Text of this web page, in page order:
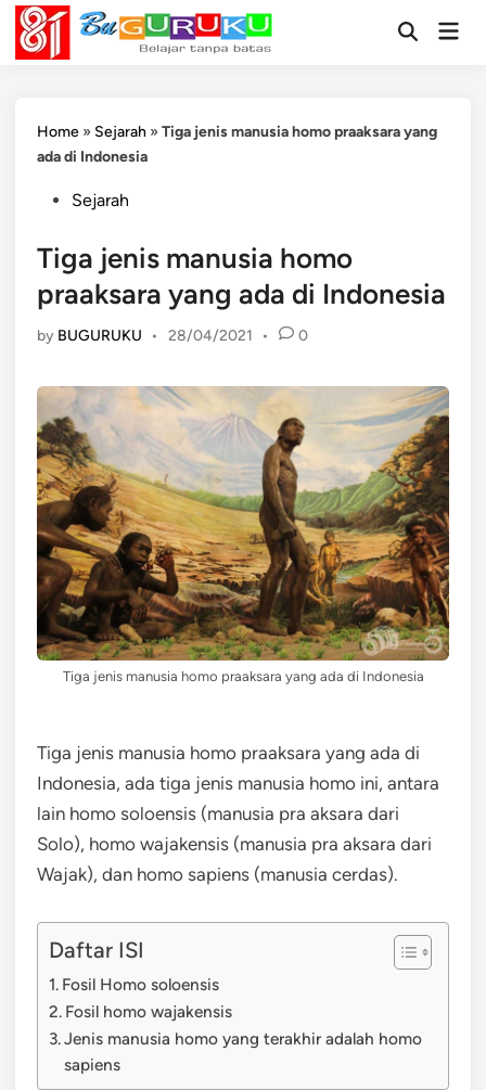
Skip
content
OpenMain
Home » Sejarah »Tiga jenis manusia homo praaksara yang
ada di Indonesia
PostedSejarah
Tiga jenis manusia homo
praaksara yang ada di Indonesia
by BUGURUKU • 28/04/2021 • 0
Tiga jenis manusia homo praaksara yang ada di Indonesia
Tiga jenis manusia homo praaksara yang ada di
Indonesia, ada tiga jenis manusia homo ini, antara
lain homo soloensis (manusia pra aksara dari
Solo), homo wajakensis (manusia pra aksara dari
Wajak), dan homo sapiens (manusia cerdas).
Daftar ISI
Fosil Homo soloensis
Fosil homo wajakensis
Jenis manusia homo yang terakhir adalah homo
sapiens